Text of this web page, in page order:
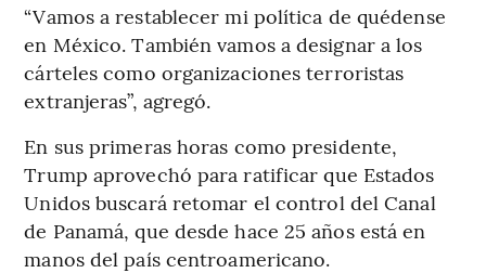
“Vamos a restablecer mi política de quédense
en México. También vamos a designar a los
cárteles como organizaciones terroristas
extranjeras”, agregó.
En sus primeras horas como presidente,
Trump aprovechó para ratificar que Estados
Unidos buscará retomar el control del Canal
de Panamá, que desde hace 25 años está en
manos del país centroamericano.